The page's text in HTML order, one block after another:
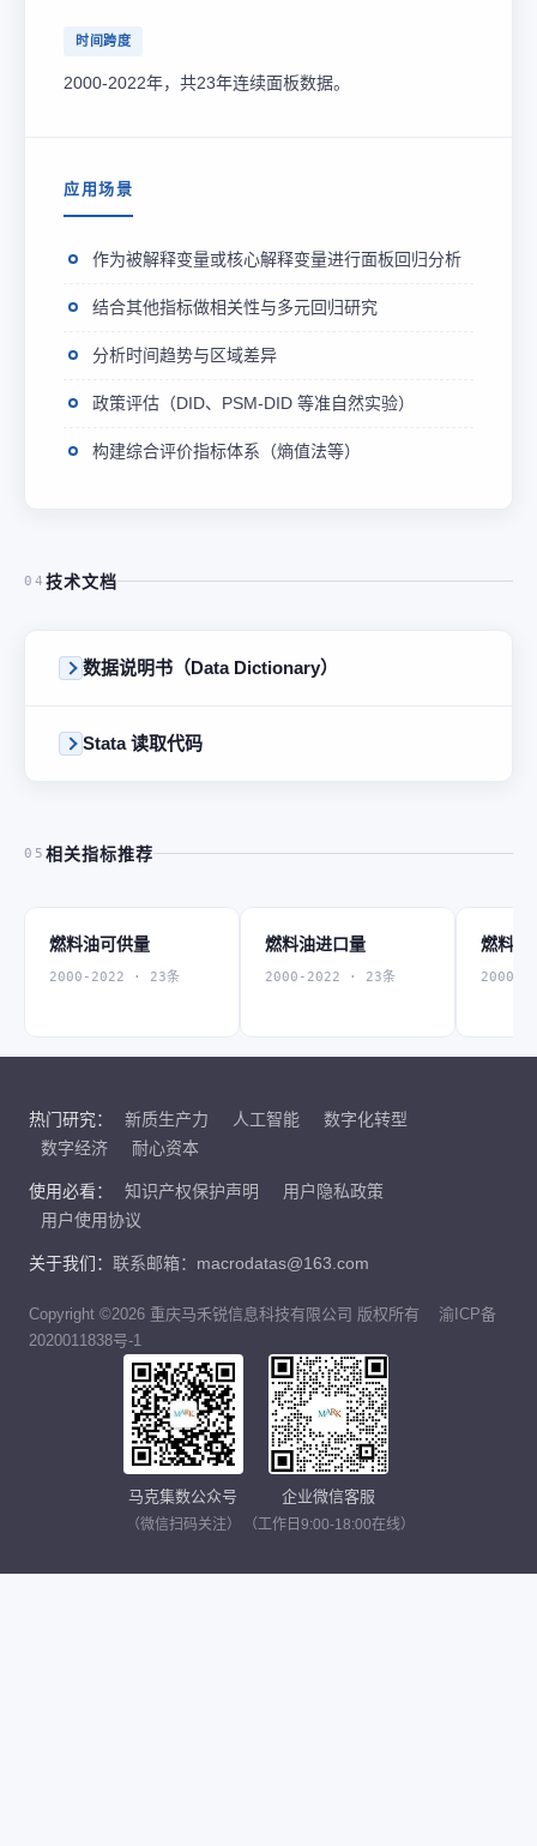
时间跨度
2000-2022年，共23年连续面板数据。
应用场景
作为被解释变量或核心解释变量进行面板回归分析
结合其他指标做相关性与多元回归研究
分析时间趋势与区域差异
政策评估（DID、PSM-DID 等准自然实验）
构建综合评价指标体系（熵值法等）
04 技术文档
数据说明书（Data Dictionary）
Stata 读取代码
05 相关指标推荐
燃料油可供量
2000-2022 · 23条
燃料油进口量
2000-2022 · 23条
燃料油
2000-
热门研究： 新质生产力 人工智能
数字化转型
数字经济
耐心资本
使用必看： 知识产权保护声明
用户隐私政策
用户使用协议
关于我们： 联系邮箱：macrodatas@163.com
Copyright ©2026 重庆马禾锐信息科技有限公司 版权所有
渝ICP备
2020011838号-1
马克集数公众号
（微信扫码关注）
企业微信客服
（工作日9:00-18:00在线）